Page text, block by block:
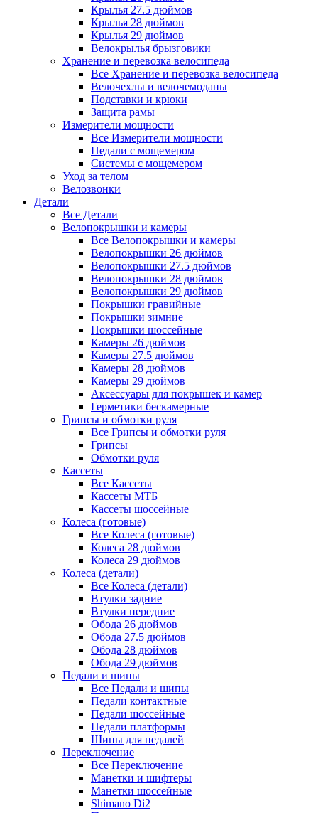
Крылья 27.5 дюймов
Крылья 28 дюймов
Крылья 29 дюймов
Велокрылья брызговики
Хранение и перевозка велосипеда
Все Хранение и перевозка велосипеда
Велочехлы и велочемоданы
Подставки и крюки
Защита рамы
Измерители мощности
Все Измерители мощности
Педали с мощемером
Системы с мощемером
Уход за телом
Велозвонки
Детали
Все Детали
Велопокрышки и камеры
Все Велопокрышки и камеры
Велопокрышки 26 дюймов
Велопокрышки 27.5 дюймов
Велопокрышки 28 дюймов
Велопокрышки 29 дюймов
Покрышки гравийные
Покрышки зимние
Покрышки шоссейные
Камеры 26 дюймов
Камеры 27.5 дюймов
Камеры 28 дюймов
Камеры 29 дюймов
Аксессуары для покрышек и камер
Герметики бескамерные
Грипсы и обмотки руля
Все Грипсы и обмотки руля
Грипсы
Обмотки руля
Кассеты
Все Кассеты
Кассеты МТБ
Кассеты шоссейные
Колеса (готовые)
Все Колеса (готовые)
Колеса 28 дюймов
Колеса 29 дюймов
Колеса (детали)
Все Колеса (детали)
Втулки задние
Втулки передние
Обода 26 дюймов
Обода 27.5 дюймов
Обода 28 дюймов
Обода 29 дюймов
Педали и шипы
Все Педали и шипы
Педали контактные
Педали шоссейные
Педали платформы
Шипы для педалей
Переключение
Все Переключение
Манетки и шифтеры
Манетки шоссейные
Shimano Di2